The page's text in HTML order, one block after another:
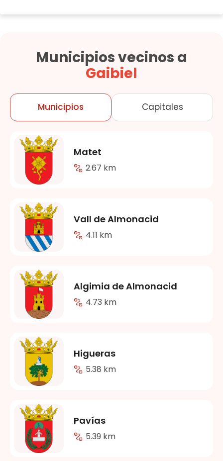
Municipios vecinos a
Gaibiel
Municipios Capitales
Matet
2.67 km
Vall de Almonacid
4.11 km
Algimia de Almonacid
4.73 km
Higueras
5.38 km
Pavías
5.39 km